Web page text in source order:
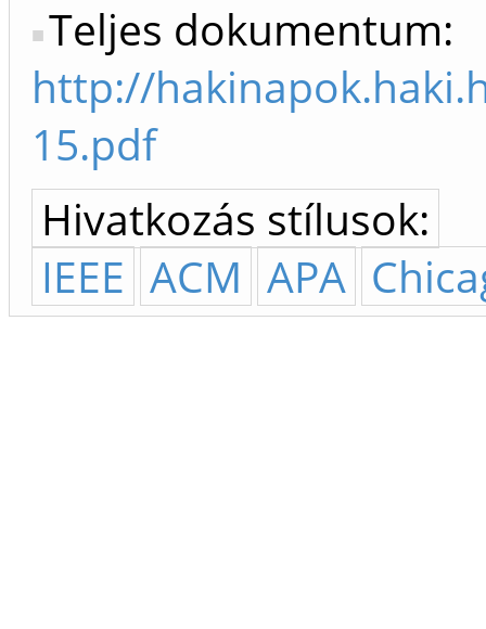
Teljes dokumentum:
http://
15.pdf
Hivatkozás stílusok:
IEEE ACM APA